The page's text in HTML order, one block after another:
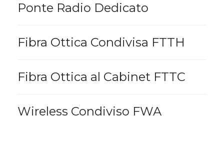
Ponte Radio Dedicato
Fibra Ottica Condivisa FTTH
Fibra Ottica al Cabinet FTTC
Wireless Condiviso FWA